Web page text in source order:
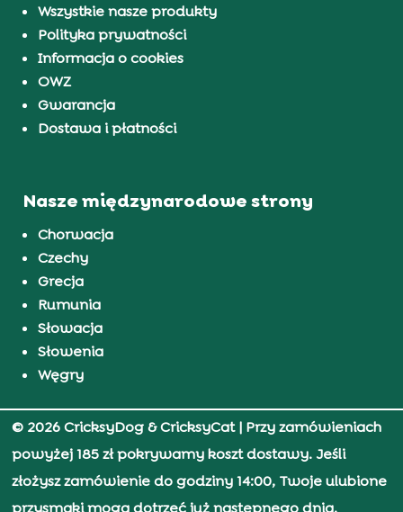
Wszystkie nasze produkty
Polityka prywatności
Informacja o cookies
OWZ
Gwarancja
Dostawa i płatności
Nasze międzynarodowe strony
Chorwacja
Czechy
Grecja
Rumunia
Słowacja
Słowenia
Węgry
© 2026 CricksyDog & CricksyCat| Przy zamówieniach
powyżej 185 zł pokrywamy koszt dostawy. Jeśli
złożysz zamówienie do godziny 14:00, Twoje ulubione
przysmaki mogą dotrzeć już następnego dnia.